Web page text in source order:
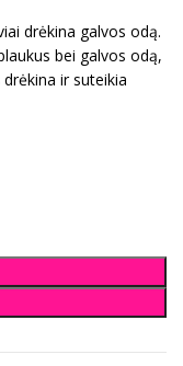
drėkina galvos odą.
bei galvos odą,
drėkina ir suteikia